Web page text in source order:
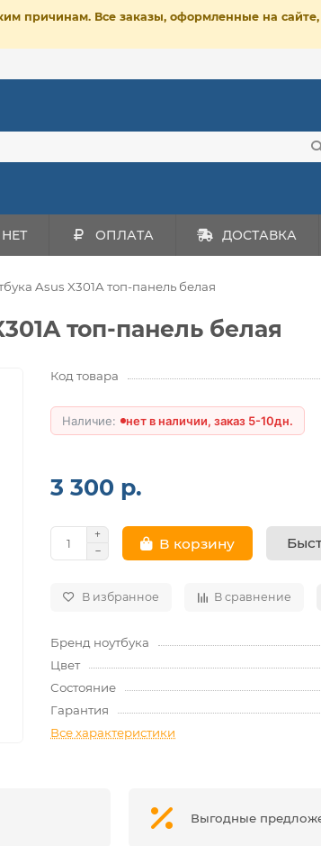
причинам. Все заказы, оформленные на
ОПЛАТА ДОСТАВКА
Asus X301A топ-панель белая
топ-панель белая
Код товара
нет в наличии, заказ 5-10дн.
3 300 р.
В корзину
В избранное В сравнение
Бренд ноутбука
Цвет
Состояние
Гарантия
Все характеристики
Выгодные